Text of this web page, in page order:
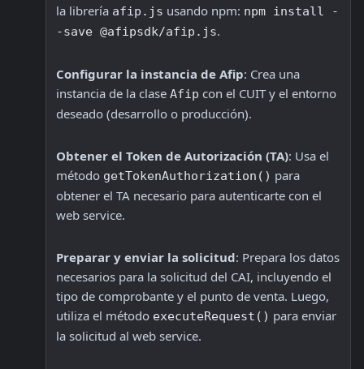
la librería afip.js usando npm: npm install -
-save @afipsdk/afip.js.
Configurar la instancia de Afip: Crea una
instancia de la clase Afip con el CUIT y el entorno
deseado (desarrollo o producción).
Obtener el Token de Autorización (TA): Usa el
método getTokenAuthorization() para
obtener el TA necesario para autenticarte con el
web service.
Preparar y enviar la solicitud: Prepara los datos
necesarios para la solicitud del CAI, incluyendo el
tipo de comprobante y el punto de venta. Luego,
utiliza el método executeRequest() para enviar
la solicitud al web service.